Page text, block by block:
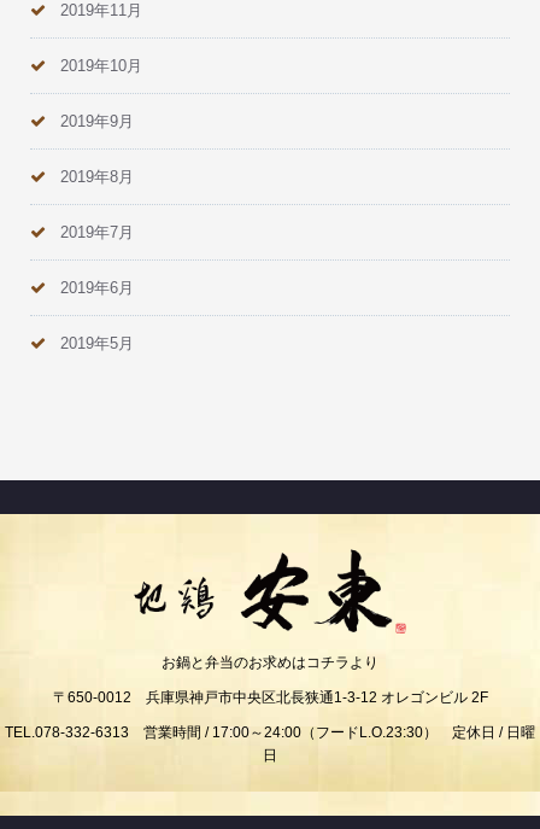
2019年11月
2019年10月
2019年9月
2019年8月
2019年7月
2019年6月
2019年5月
お鍋と弁当のお求めはコチラより
〒650-0012 兵庫県神戸市中央区北長狭通1-3-12 オレゴンビル 2F
TEL.078-332-6313 営業時間 / 17:00～24:00（フードL.O.23:30） 定休日 / 日曜
日